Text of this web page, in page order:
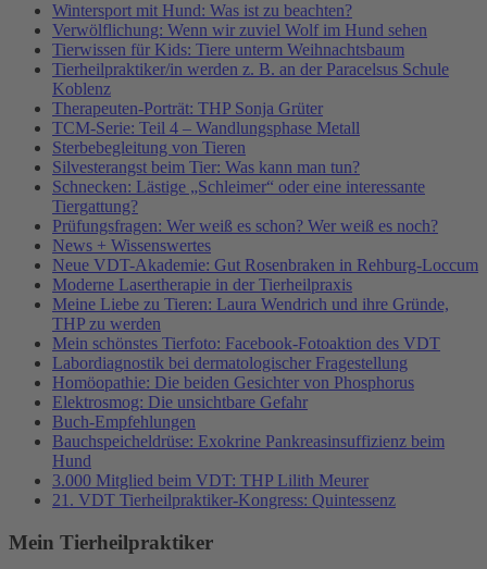
Wintersport mit Hund: Was ist zu beachten?
Verwölflichung: Wenn wir zuviel Wolf im Hund sehen
Tierwissen für Kids: Tiere unterm Weihnachtsbaum
Tierheilpraktiker/in werden z. B. an der Paracelsus Schule
Koblenz
Therapeuten-Porträt: THP Sonja Grüter
TCM-Serie: Teil 4 – Wandlungsphase Metall
Sterbebegleitung von Tieren
Silvesterangst beim Tier: Was kann man tun?
Schnecken: Lästige „Schleimer“ oder eine interessante
Tiergattung?
Prüfungsfragen: Wer weiß es schon? Wer weiß es noch?
News + Wissenswertes
Neue VDT-Akademie: Gut Rosenbraken in Rehburg-Loccum
Moderne Lasertherapie in der Tierheilpraxis
Meine Liebe zu Tieren: Laura Wendrich und ihre Gründe,
THP zu werden
Mein schönstes Tierfoto: Facebook-Fotoaktion des VDT
Labordiagnostik bei dermatologischer Fragestellung
Homöopathie: Die beiden Gesichter von Phosphorus
Elektrosmog: Die unsichtbare Gefahr
Buch-Empfehlungen
Bauchspeicheldrüse: Exokrine Pankreasinsuffizienz beim
Hund
3.000 Mitglied beim VDT: THP Lilith Meurer
21. VDT Tierheilpraktiker-Kongress: Quintessenz
Mein Tierheilpraktiker